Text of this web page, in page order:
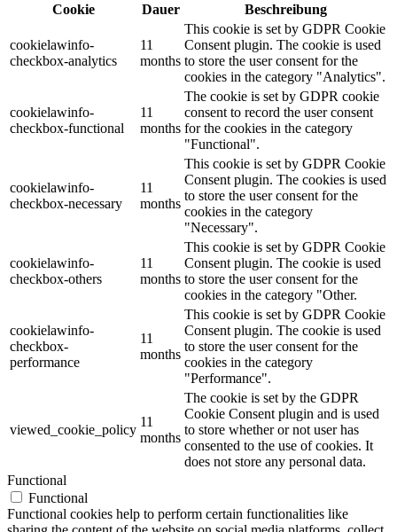
Cookie
Dauer Beschreibung
cookielawinfo-
checkbox-analytics
11
months
This cookie is set by GDPR Cookie
Consent plugin. The cookie is used
to store the user consent for the
cookies in the category "Analytics".
cookielawinfo-
checkbox-functional
11
months
The cookie is set by GDPR cookie
consent to record the user consent
for the cookies in the category
"Functional".
cookielawinfo-
checkbox-necessary
11
months
This cookie is set by GDPR Cookie
Consent plugin. The cookies is used
to store the user consent for the
cookies in the category
"Necessary".
cookielawinfo-
checkbox-others
11
months
This cookie is set by GDPR Cookie
Consent plugin. The cookie is used
to store the user consent for the
cookies in the category "Other.
cookielawinfo-
checkbox-
performance
11
months
This cookie is set by GDPR Cookie
Consent plugin. The cookie is used
to store the user consent for the
cookies in the category
"Performance".
viewed_cookie_policy
11
months
The cookie is set by the GDPR
Cookie Consent plugin and is used
to store whether or not user has
consented to the use of cookies. It
does not store any personal data.
Functional
Functional
Functional cookies help to perform certain functionalities like